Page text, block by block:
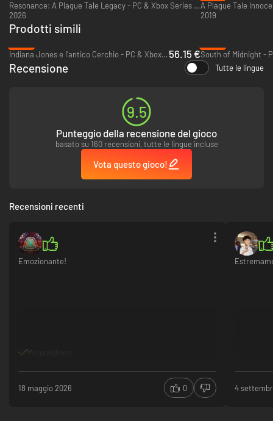
Resonance: A Plague Tale Legacy - PC & Xbox Series X|S (Microsoft Store)
2026
2019
Prodotti simili
Indiana Jones e l’antico Cerchio - PC & Xbox Series X|S (Microsoft Store) 56.15 €
Recensione Tutte le lingue
9.5
Punteggio della recensione del gioco
basato su 160 recensioni, tutte le lingue incluse
Vota questo gioco!
Recensioni recenti
Emozionante!
Megaviglioso
18 maggio 2026 0 4